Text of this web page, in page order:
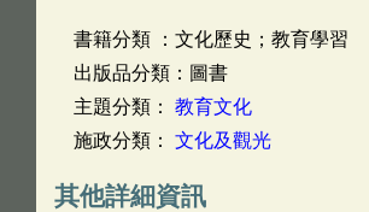
書籍分類 ：文化歷史；教育學習
出版品分類：圖書
主題分類： 教育文化
施政分類： 文化及觀光
其他詳細資訊